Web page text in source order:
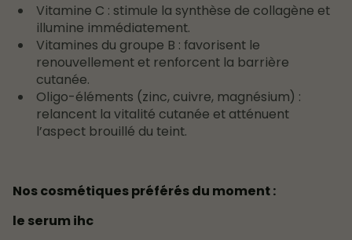
Vitamine C : stimule la synthèse de collagène et
illumine immédiatement.
Vitamines du groupe B : favorisent le
renouvellement et renforcent la barrière
cutanée.
Oligo-éléments (zinc, cuivre, magnésium) :
relancent la vitalité cutanée et atténuent
l’aspect brouillé du teint.
Nos cosmétiques préférés du moment :
le serum ihc